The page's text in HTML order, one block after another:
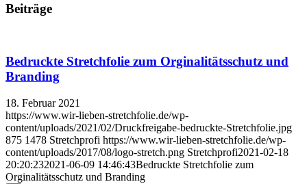
Beiträge
Bedruckte Stretchfolie zum Orginalitätsschutz und
Branding
18. Februar 2021
https://www.wir-lieben-stretchfolie.de/wp-
content/uploads/2021/02/Druckfreigabe-bedruckte-Stretchfolie.jpg
875 1478 Stretchprofi https://www.wir-lieben-stretchfolie.de/wp-
content/uploads/2017/08/logo-stretch.png Stretchprofi2021-02-18
20:20:232021-06-09 14:46:43Bedruckte Stretchfolie zum
Orginalitätsschutz und Branding